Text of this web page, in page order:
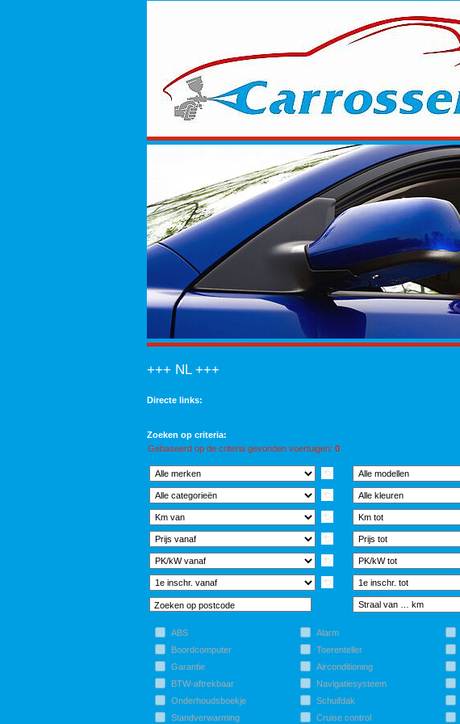
+++ NL +++
Directe links:
Zoeken op criteria:
Gebaseerd op de criteria gevonden voertuigen: 0
ABS Alarm
Boordcomputer
Toerenteller
Garantie
Airconditioning
BTW-aftrekbaar
Navigatiesysteem
Onderhoudsboekje
Schuifdak
Standverwarming
Cruise control